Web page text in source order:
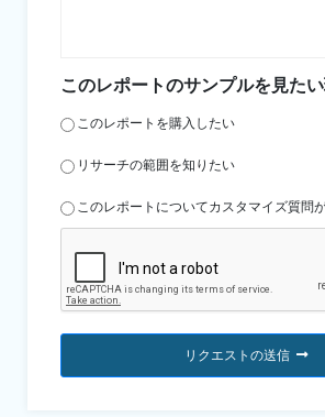
このレポートのサンプルを見た
このレポートを購入したい
リサーチの範囲を知りたい
このレポートについてカスタマイズ質問
リクエストの送信